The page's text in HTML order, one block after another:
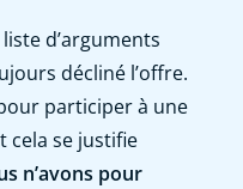
d’arguments
décliné l’offre.
participer à une
cela se justifie
n’avons pour